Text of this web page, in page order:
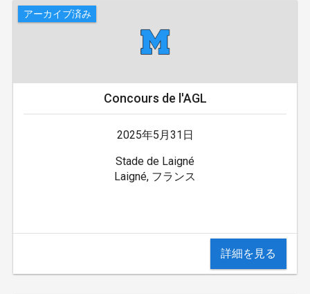
アーカイブ済み
Concours de l'AGL
2025年5月31日
Stade de Laigné
Laigné, フランス
詳細を見る